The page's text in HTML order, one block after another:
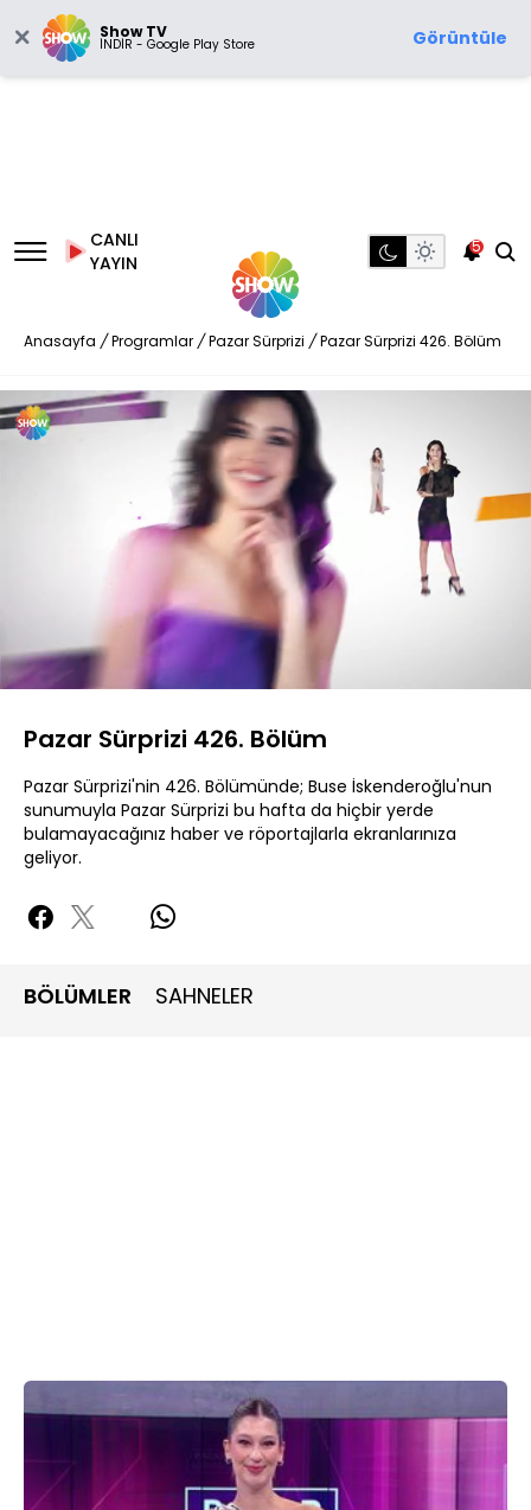
Show TV
İNDİR - Google Play Store Görüntüle
CANLI
YAYIN
5
Anasayfa / Programlar / Pazar Sürprizi / Pazar Sürprizi 426. Bölüm
Aç
Hızı
Pazar Sürprizi 426. Bölüm
Pazar Sürprizi'nin 426. Bölümünde; Buse İskenderoğlu'nun
sunumuyla Pazar Sürprizi bu hafta da hiçbir yerde
bulamayacağınız haber ve röportajlarla ekranlarınıza
geliyor.
BÖLÜMLER SAHNELER